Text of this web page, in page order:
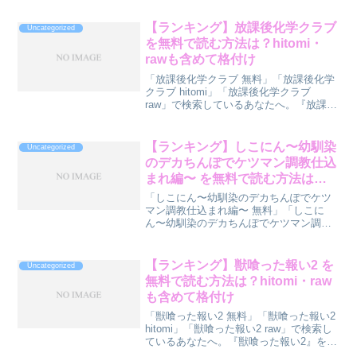
へ。『惚れ薬で豹変した最強騎士の暴走
が止ま...
Uncategorized
【ランキング】放課後化学クラブ
を無料で読む方法は？hitomi・
rawも含めて格付け
「放課後化学クラブ 無料」「放課後化学
クラブ hitomi」「放課後化学クラブ
raw」で検索しているあなたへ。『放課後
ングをどうぞ。順位方法無料度安全度🥇
1位DLs...
Uncategorized
【ランキング】しこにん〜幼馴染
のデカちんぽでケツマン調教仕込
まれ編〜 を無料で読む方法は？
hitomi・rawも含めて格付け
「しこにん〜幼馴染のデカちんぽでケツ
マン調教仕込まれ編〜 無料」「しこに
ん〜幼馴染のデカちんぽでケツマン調教
編〜 raw」で検索しているあなたへ。
『しこにん〜幼...
Uncategorized
【ランキング】獣喰った報い2 を
無料で読む方法は？hitomi・raw
も含めて格付け
「獣喰った報い2 無料」「獣喰った報い2
hitomi」「獣喰った報い2 raw」で検索し
ているあなたへ。『獣喰った報い2』を読